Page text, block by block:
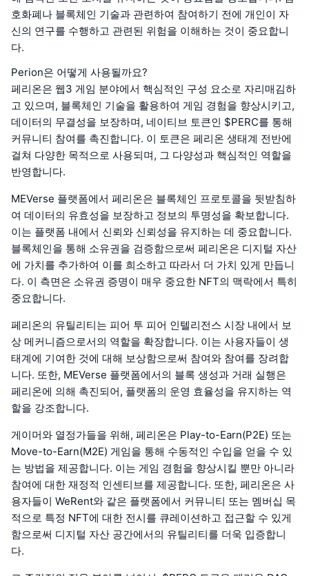
호화폐나 블록체인 기술과 관련하여 참여하기 전에 개인이 자
신의 연구를 수행하고 관련된 위험을 이해하는 것이 중요합니
다.
Perion은 어떻게 사용될까요?
페리온은 웹3 게임 분야에서 핵심적인 구성 요소로 자리매김하
고 있으며, 블록체인 기술을 활용하여 게임 경험을 향상시키고,
데이터의 무결성을 보장하며, 네이티브 토큰인 $PERC를 통해
커뮤니티 참여를 촉진합니다. 이 토큰은 페리온 생태계 전반에
걸쳐 다양한 목적으로 사용되며, 그 다양성과 핵심적인 역할을
반영합니다.
MEVerse 플랫폼에서 페리온은 블록체인 프로토콜을 뒷받침하
여 데이터의 유효성을 보장하고 정보의 투명성을 확보합니다.
이는 플랫폼 내에서 신뢰와 신뢰성을 유지하는 데 중요합니다.
블록체인을 통해 소유권을 검증함으로써 페리온은 디지털 자산
에 가치를 추가하여 이를 희소하고 따라서 더 가치 있게 만듭니
다. 이 측면은 소유권 증명이 매우 중요한 NFT의 맥락에서 특히
중요합니다.
페리온의 유틸리티는 피어 투 피어 인텔리전스 시장 내에서 보
상 메커니즘으로서의 역할을 확장합니다. 이는 사용자들이 생
태계에 기여한 것에 대해 보상함으로써 참여와 참여를 장려합
니다. 또한, MEVerse 플랫폼에서의 블록 생성과 거래 실행은
페리온에 의해 촉진되어, 플랫폼의 운영 효율성을 유지하는 역
할을 강조합니다.
게이머와 열정가들을 위해, 페리온은 Play-to-Earn(P2E) 또는
Move-to-Earn(M2E) 게임을 통해 수동적인 수입을 얻을 수 있
는 방법을 제공합니다. 이는 게임 경험을 향상시킬 뿐만 아니라
참여에 대한 재정적 인센티브를 제공합니다. 또한, 페리온은 사
용자들이 WeRent와 같은 플랫폼에서 커뮤니티 또는 멤버십 목
적으로 특정 NFT에 대한 전시를 큐레이션하고 접근할 수 있게
함으로써 디지털 자산 공간에서의 유틸리티를 더욱 입증합니
다.